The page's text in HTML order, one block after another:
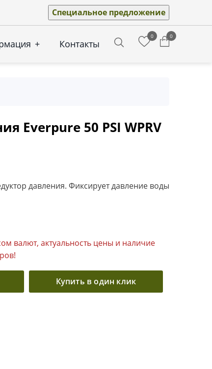
Специальное предложение
+ Контакты
0 0
Everpure 50 PSI WPRV
давления. Фиксирует давление воды
валют, актуальность цены и наличие
Купить в один клик